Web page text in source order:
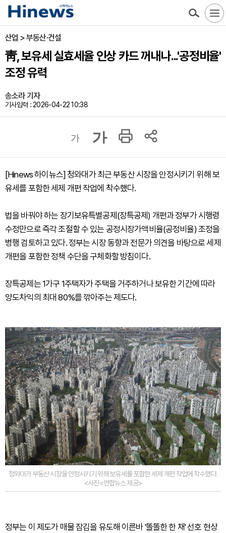
산업 > 부동산·건설
靑, 보유세 실효세율 인상 카드 꺼내나...'공정비율'
조정 유력
송소라 기자
기사입력 : 2026-04-22 10:38
가 가
[Hinews 하이뉴스] 청와대가 최근 부동산 시장을 안정시키기 위해 보
유세를 포함한 세제 개편 작업에 착수했다.
법을 바꿔야 하는 장기보유특별공제(장특공제) 개편과 정부가 시행령
수정만으로 즉각 조절할 수 있는 공정시장가액비율(공정비율) 조정을
병행 검토하고 있다. 정부는 시장 동향과 전문가 의견을 바탕으로 세제
개편을 포함한 정책 수단을 구체화할 방침이다.
장특공제는 1가구 1주택자가 주택을 거주하거나 보유한 기간에 따라
양도차익의 최대 80%를 깎아주는 제도다.
청와대가 부동산 시장을 안정시키기 위해 보유세를 포함한 세제 개편 작업에 착수했다.
<사진=연합뉴스 제공>
정부는 이 제도가 매물 잠김을 유도해 이른바 '똘똘한 한 채' 선호 현상